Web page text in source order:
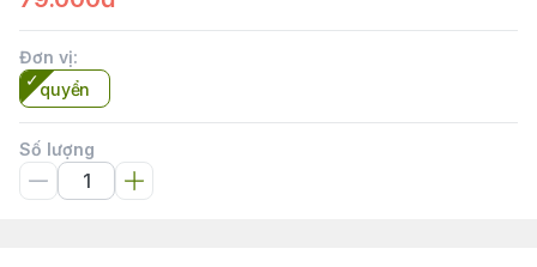
Đơn vị:
quyển
Số lượng